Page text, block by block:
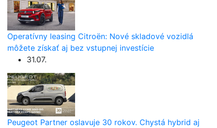
Operatívny leasing Citroën: Nové skladové vozidlá
môžete získať aj bez vstupnej investície
31.07.
Peugeot Partner oslavuje 30 rokov. Chystá hybrid aj